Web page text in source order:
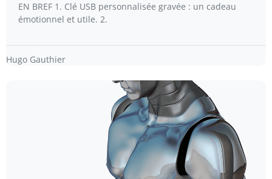
EN BREF 1. Clé USB personnalisée gravée : un cadeau
émotionnel et utile. 2.
Hugo Gauthier